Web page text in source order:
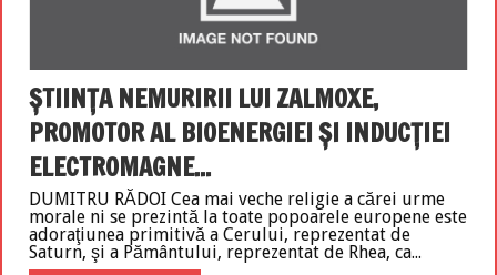
ŞTIINŢA NEMURIRII LUI ZALMOXE,
PROMOTOR AL BIOENERGIEI ŞI INDUCŢIEI
ELECTROMAGNE...
DUMITRU RĂDOI Cea mai veche religie a cărei urme
morale ni se prezintă la toate popoarele europene este
adoraţiunea primitivă a Cerului, reprezentat de
Saturn, şi a Pământului, reprezentat de Rhea, ca...